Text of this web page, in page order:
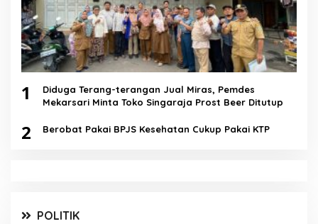
1
Diduga Terang-terangan Jual Miras, Pemdes
Mekarsari Minta Toko Singaraja Prost Beer Ditutup
2 Berobat Pakai BPJS Kesehatan Cukup Pakai KTP
POLITIK